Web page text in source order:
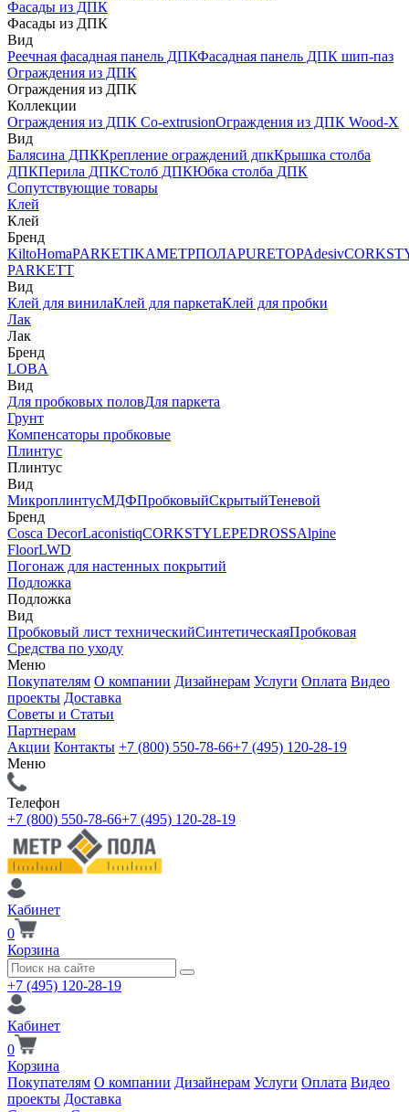
Фасады из ДПК
Фасады из ДПК
Вид
Реечная фасадная панель ДПКФасадная панель ДПК шип-паз
Ограждения из ДПК
Ограждения из ДПК
Коллекции
Ограждения из ДПК Co-extrusionОграждения из ДПК Wood-X
Вид
Балясина ДПККрепление ограждений дпкКрышка столба
ДПКПерила ДПКСтолб ДПКЮбка столба ДПК
Сопутствующие товары
Клей
Клей
Бренд
KiltoHomaPARKETIKAМЕТРПОЛАPURETOPAdesiv
PARKETT
Вид
Клей для винилаКлей для паркетаКлей для пробки
Лак
Лак
Бренд
LOBA
Вид
Для пробковых половДля паркета
Грунт
Компенсаторы пробковые
Плинтус
Плинтус
Вид
МикроплинтусМДФПробковыйСкрытыйТеневой
Бренд
Cosca DecorLaconistiqCORKSTYLEPEDROSSAlpine
FloorLWD
Погонаж для настенных покрытий
Подложка
Подложка
Вид
Пробковый лист техническийСинтетическаяПробковая
Средства по уходу
Меню
Покупателям О компании Дизайнерам Услуги Оплата Видео
проекты Доставка
Советы и Статьи
Партнерам
Акции Контакты +7 (800) 550-78-66+7 (495) 120-28-19
Меню
Телефон
+7 (800) 550-78-66+7 (495) 120-28-19
Кабинет
0
Корзина
+7 (495) 120-28-19
Кабинет
0
Корзина
Покупателям О компании Дизайнерам Услуги Оплата Видео
проекты Доставка